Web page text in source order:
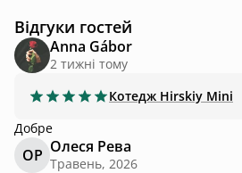
Відгуки гостей
Anna Gábor
2 тижні тому
Котедж Hirskiy Mini
Добре
ОР Олеся Рева
Травень, 2026